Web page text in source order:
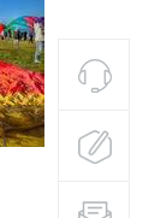
全面解析
影体验平台